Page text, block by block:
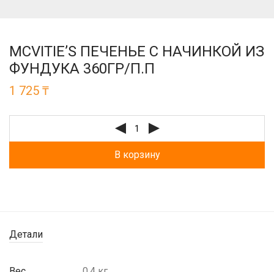
MCVITIE’S ПЕЧЕНЬЕ С НАЧИНКОЙ ИЗ
ФУНДУКА 360ГР/П.П
1 725 ₸
В корзину
Детали